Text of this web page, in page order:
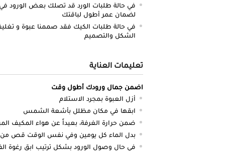
في حالة طلبات الورد قد تصلك بعض الورود في
لضمان عمر أطول لباقتك
في حالة طلبات الكيك فقد صممنا عبوة و
الشكل والتصميم
تعليمات العناية
اضمن جمال ورودك أطول وقت
أزل العبوة بمجرد الاستلام
ابقها في مكان مظلل بأشعة الشمس
ضمن حرارة الغرفة، بعيداً عن هواء المكيف
بدل الماء كل يومين وفي نفس الوقت قص من 1 - 2 سم بشكل زاوية من الساق
في حال وصول الورود بشكل ترتيب ابق رغوة